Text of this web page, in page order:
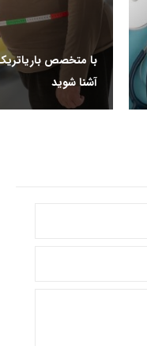
با متخصص
آشنا شوید